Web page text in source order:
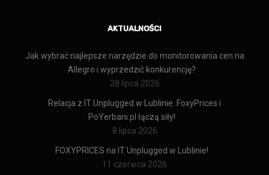
AKTUALNOŚCI
Jak wybrać najlepsze narzędzie do monitorowania cen na
Allegro i wyprzedzić konkurencję?
28 lipca 2026
Relacja z IT Unplugged w Lublinie. FoxyPrices i
PoYerbani.pl łączą siły!
8 lipca 2026
FOXYPRICES na IT Unplugged w Lublinie!
11 czerwca 2026